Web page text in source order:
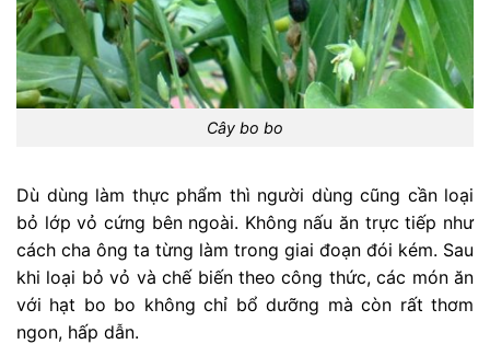
Cây bo bo
Dù dùng làm thực phẩm thì người dùng cũng cần loại
bỏ lớp vỏ cứng bên ngoài. Không nấu ăn trực tiếp như
cách cha ông ta từng làm trong giai đoạn đói kém. Sau
khi loại bỏ vỏ và chế biến theo công thức, các món ăn
với hạt bo bo không chỉ bổ dưỡng mà còn rất thơm
ngon, hấp dẫn.